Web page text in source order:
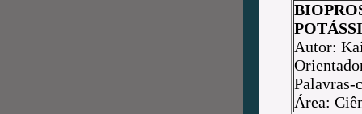
Autor:
Palavras-
Área: